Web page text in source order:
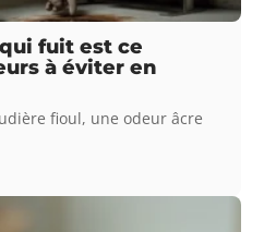
fuit est ce
à éviter en
fioul, une odeur âcre